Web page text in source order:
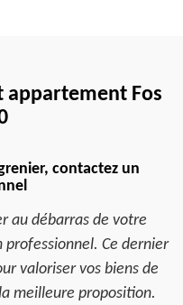
appartement Fos
contactez un
au débarras de votre
professionnel. Ce dernier
valoriser vos biens de
meilleure proposition.